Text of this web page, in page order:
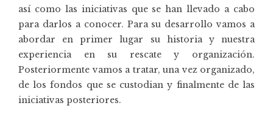
así como las iniciativas que se han llevado a cabo
para darlos a conocer. Para su desarrollo vamos a
abordar en primer lugar su historia y nuestra
experiencia en su rescate y organización.
Posteriormente vamos a tratar, una vez organizado,
de los fondos que se custodian y finalmente de las
iniciativas posteriores.